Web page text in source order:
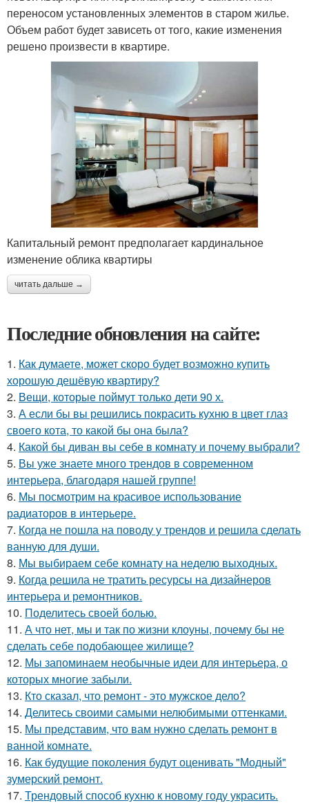
переносом установленных элементов в старом жилье.
Объем работ будет зависеть от того, какие изменения
решено произвести в квартире.
Капитальный ремонт предполагает кардинальное
изменение облика квартиры
читать дальше →
Последние обновления на сайте:
1. Как думаете, может скоро будет возможно купить
хорошую дешёвую квартиру?
2. Вещи, которые поймут только дети 90 х.
3. А если бы вы решились покрасить кухню в цвет глаз
своего кота, то какой бы она была?
4. Какой бы диван вы себе в комнату и почему выбрали?
5. Вы уже знаете много трендов в современном
интерьера, благодаря нашей группе!
6. Мы посмотрим на красивое использование
радиаторов в интерьере.
7. Когда не пошла на поводу у трендов и решила сделать
ванную для души.
8. Мы выбираем себе комнату на неделю выходных.
9. Когда решила не тратить ресурсы на дизайнеров
интерьера и ремонтников.
10. Поделитесь своей болью.
11. А что нет, мы и так по жизни клоуны, почему бы не
сделать себе подобающее жилище?
12. Мы запоминаем необычные идеи для интерьера, о
которых многие забыли.
13. Кто сказал, что ремонт - это мужское дело?
14. Делитесь своими самыми нелюбимыми оттенками.
15. Мы представим, что вам нужно сделать ремонт в
ванной комнате.
16. Как будущие поколения будут оценивать "Модный"
зумерский ремонт.
17. Трендовый способ кухню к новому году украсить.